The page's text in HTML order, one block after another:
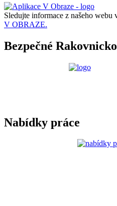
Sledujte informace z našeho webu
V OBRAZE.
Bezpečné Rakovnicko
Nabídky práce